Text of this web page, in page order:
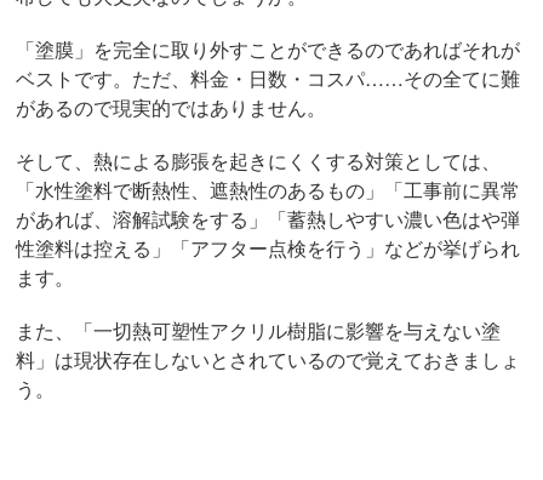
「塗膜」を完全に取り外すことができるのであればそれが
ベストです。ただ、料金・日数・コスパ……その全てに難
があるので現実的ではありません。
そして、熱による膨張を起きにくくする対策としては、
「水性塗料で断熱性、遮熱性のあるもの」「工事前に異常
があれば、溶解試験をする」「蓄熱しやすい濃い色はや弾
性塗料は控える」「アフター点検を行う」などが挙げられ
ます。
また、「一切熱可塑性アクリル樹脂に影響を与えない塗
料」は現状存在しないとされているので覚えておきましょ
う。